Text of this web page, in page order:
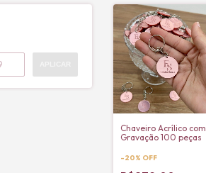
Chaveiro Acrílico com
Gravação 100 peças
-20% OFF